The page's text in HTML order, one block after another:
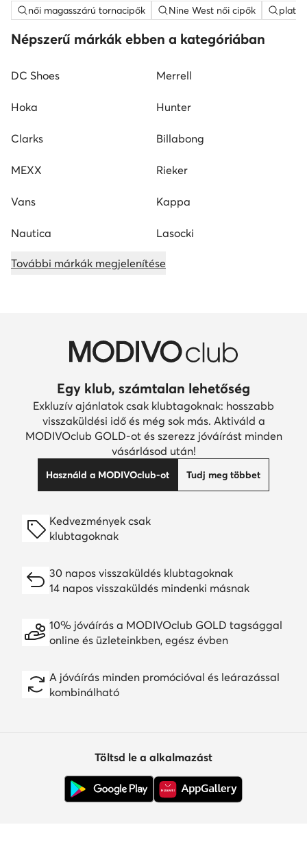
női magasszárú tornacipők Nine West női cipők
Népszerű márkák ebben a kategóriában
DC Shoes Merrell
Hoka Hunter
Clarks Billabong
MEXX Rieker
Vans Kappa
Nautica Lasocki
További márkák megjelenítése
Egy klub, számtalan lehetőség
Exkluzív ajánlatok csak klubtagoknak: hosszabb
visszaküldési idő és még sok más. Aktiváld a
MODIVOclub GOLD-ot és szerezz jóváírást minden
vásárlásod után!
Használd a MODIVOclub-ot Tudj meg többet
Kedvezmények csak
klubtagoknak
30 napos visszaküldés klubtagoknak
14 napos visszaküldés mindenki másnak
10% jóváírás a MODIVOclub GOLD tagsággal
online és üzleteinkben, egész évben
A jóváírás minden promócióval és leárazással
kombinálható
Töltsd le a alkalmazást